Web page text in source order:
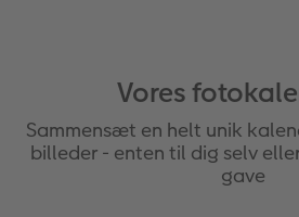
Vores
Sammensæt en helt unik
billeder - enten til dig selv
gave